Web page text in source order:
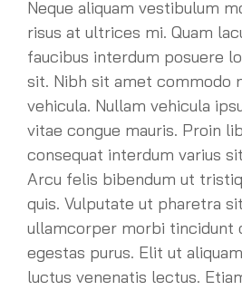
Neque aliquam vestibulum
risus at ultrices mi. Quam
faucibus interdum posuere
sit. Nibh sit amet commodo
vehicula. Nullam vehicula
vitae congue mauris. Proin
consequat interdum varius
Arcu felis bibendum ut
quis. Vulputate ut pharetra
ullamcorper morbi tincidunt
egestas purus. Elit ut
luctus venenatis lectus.